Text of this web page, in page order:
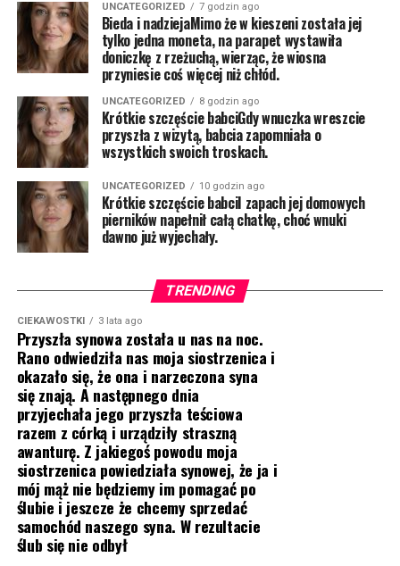
UNCATEGORIZED 7 godzin ago
Bieda i nadziejaMimo że w kieszeni została jej
tylko jedna moneta, na parapet wystawiła
doniczkę z rzeżuchą, wierząc, że wiosna
przyniesie coś więcej niż chłód.
UNCATEGORIZED 8 godzin ago
Krótkie szczęście babciGdy wnuczka wreszcie
przyszła z wizytą, babcia zapomniała o
wszystkich swoich troskach.
UNCATEGORIZED 10 godzin ago
Krótkie szczęście babciI zapach jej domowych
pierników napełnił całą chatkę, choć wnuki
dawno już wyjechały.
TRENDING
CIEKAWOSTKI 3 lata ago
Przyszła synowa została u nas na noc.
Rano odwiedziła nas moja siostrzenica i
okazało się, że ona i narzeczona syna
się znają. A następnego dnia
przyjechała jego przyszła teściowa
razem z córką i urządziły straszną
awanturę. Z jakiegoś powodu moja
siostrzenica powiedziała synowej, że ja i
mój mąż nie będziemy im pomagać po
ślubie i jeszcze że chcemy sprzedać
samochód naszego syna. W rezultacie
ślub się nie odbył